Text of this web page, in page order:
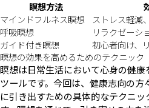
瞑想方法
マインドフルネス瞑想
ストレス軽減
呼吸瞑想
リラクゼーシ
ガイド付き瞑想
初心者向け、
瞑想の効果を高めるためのテクニック
瞑想は日常生活において心身の健
ツールです。今回は、健康志向の方
に引き出すための具体的なテクニ